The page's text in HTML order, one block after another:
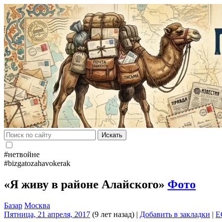
Искать
#нетвойне
#bizgatozahavokerak
«Я живу в районе Алайского» Фото
Базар Москва
Пятница, 21 апреля, 2017 (9 лет назад) | Добавить в закладки |